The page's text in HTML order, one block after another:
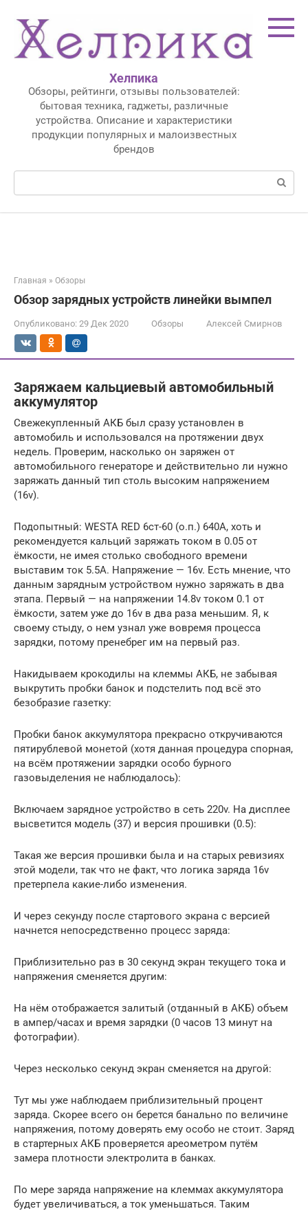
контенту
Хелпика
Обзоры, рейтинги, отзывы пользователей:
бытовая техника, гаджеты, различные
устройства. Описание и характеристики
продукции популярных и малоизвестных
брендов
Поиск:
Главная » Обзоры
Обзор зарядных устройств линейки вымпел
Опубликовано: 29 Дек 2020 Обзоры Алексей Смирнов
Заряжаем кальциевый автомобильный
аккумулятор
Свежекупленный АКБ был сразу установлен в
автомобиль и использовался на протяжении двух
недель. Проверим, насколько он заряжен от
автомобильного генераторе и действительно ли нужно
заряжать данный тип столь высоким напряжением
(16v).
Подопытный: WESTA RED 6ст-60 (о.п.) 640А, хоть и
рекомендуется кальций заряжать током в 0.05 от
ёмкости, не имея столько свободного времени
выставим ток 5.5А. Напряжение — 16v. Есть мнение, что
данным зарядным устройством нужно заряжать в два
этапа. Первый — на напряжении 14.8v током 0.1 от
ёмкости, затем уже до 16v в два раза меньшим. Я, к
своему стыду, о нем узнал уже вовремя процесса
зарядки, потому пренебрег им на первый раз.
Накидываем крокодилы на клеммы АКБ, не забывая
выкрутить пробки банок и подстелить под всё это
безобразие газетку:
Пробки банок аккумулятора прекрасно откручиваются
пятирублевой монетой (хотя данная процедура спорная,
на всём протяжении зарядки особо бурного
газовыделения не наблюдалось):
Включаем зарядное устройство в сеть 220v. На дисплее
высветится модель (37) и версия прошивки (0.5):
Такая же версия прошивки была и на старых ревизиях
этой модели, так что не факт, что логика заряда 16v
претерпела какие-либо изменения.
И через секунду после стартового экрана с версией
начнется непосредственно процесс заряда:
Приблизительно раз в 30 секунд экран текущего тока и
напряжения сменяется другим:
На нём отображается залитый (отданный в АКБ) объем
в ампер/часах и время зарядки (0 часов 13 минут на
фотографии).
Через несколько секунд экран сменяется на другой:
Тут мы уже наблюдаем приблизительный процент
заряда. Скорее всего он берется банально по величине
напряжения, потому доверять ему особо не стоит. Заряд
в стартерных АКБ проверяется ареометром путём
замера плотности электролита в банках.
По мере заряда напряжение на клеммах аккумулятора
будет увеличиваться, а ток уменьшаться. Таким